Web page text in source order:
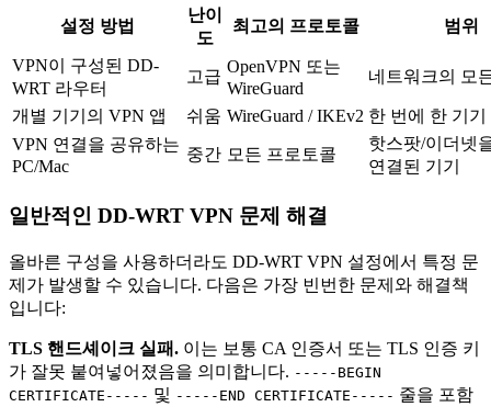
설정 방법
난이
도
최고의 프로토콜 범위
VPN이 구성된 DD-
WRT 라우터
고급
OpenVPN 또는
WireGuard
네트워크의 모
개별 기기의 VPN 앱 쉬움 WireGuard / IKEv2 한 번에 한 기기
VPN 연결을 공유하는
PC/Mac
중간 모든 프로토콜
핫스팟/이더넷
연결된 기기
일반적인 DD-WRT VPN 문제 해결
올바른 구성을 사용하더라도 DD-WRT VPN 설정에서 특정 문
제가 발생할 수 있습니다. 다음은 가장 빈번한 문제와 해결책
입니다:
TLS 핸드셰이크 실패. 이는 보통 CA 인증서 또는 TLS 인증 키
가 잘못 붙여넣어졌음을 의미합니다. -----BEGIN
CERTIFICATE----- 및 -----END CERTIFICATE----- 줄을 포함